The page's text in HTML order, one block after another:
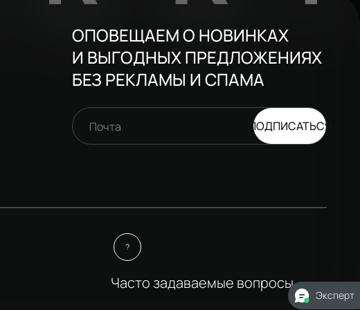
ОПОВЕЩАЕМ О НОВИНКАХ
И ВЫГОДНЫХ ПРЕДЛОЖЕНИЯХ
БЕЗ РЕКЛАМЫ И СПАМА
Почта ПОДПИСАТЬСЯ
Часто задаваемые вопросы